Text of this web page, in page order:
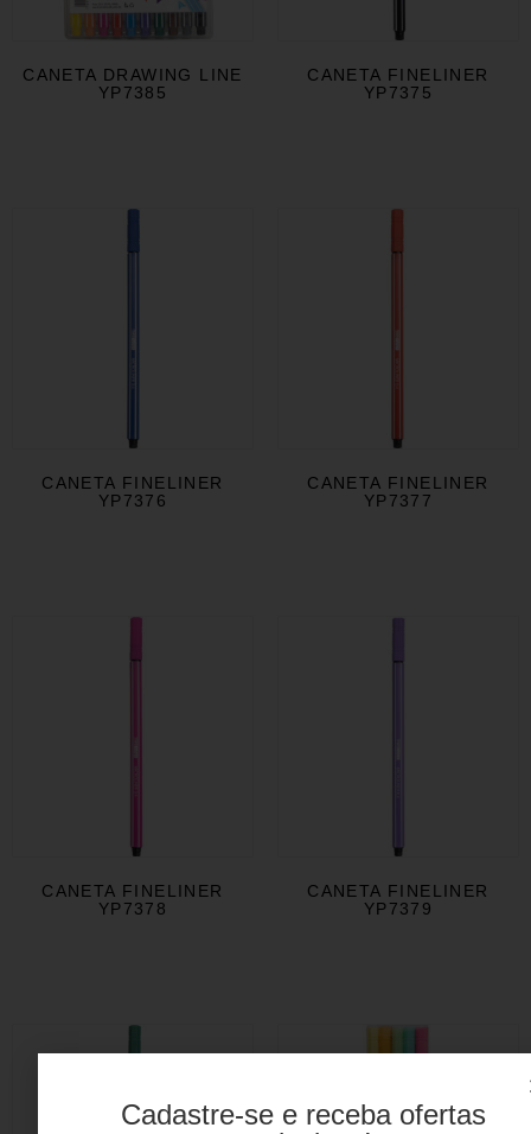
CANETA DRAWING LINE
YP7385
CANETA FINELINER
YP7375
CANETA FINELINER
YP7376
CANETA FINELINER
YP7377
CANETA FINELINER
YP7378
CANETA FINELINER
YP7379
Cadastre-se e receba ofertas